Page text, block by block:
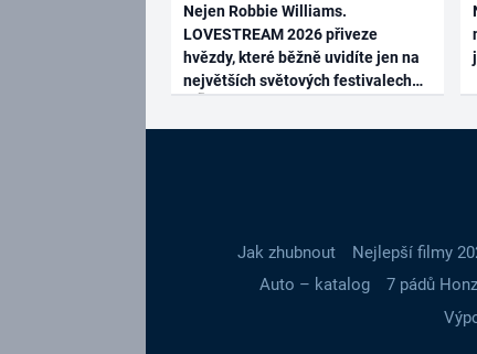
Nejen Robbie Williams.
LOVESTREAM 2026 přiveze
hvězdy, které běžně uvidíte jen na
největších světových festivalech
Jak zhubnout Nejlepší filmy
Auto – katalog
7 pádů